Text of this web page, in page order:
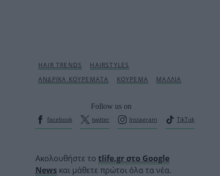
Follow us on
facebook
twitter Instagram TikTok
Ακολουθήστε το tlife.gr στο Google
News και μάθετε πρώτοι όλα τα νέα.